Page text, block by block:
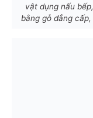
vật dụng nấu
bằng gỗ đẳng